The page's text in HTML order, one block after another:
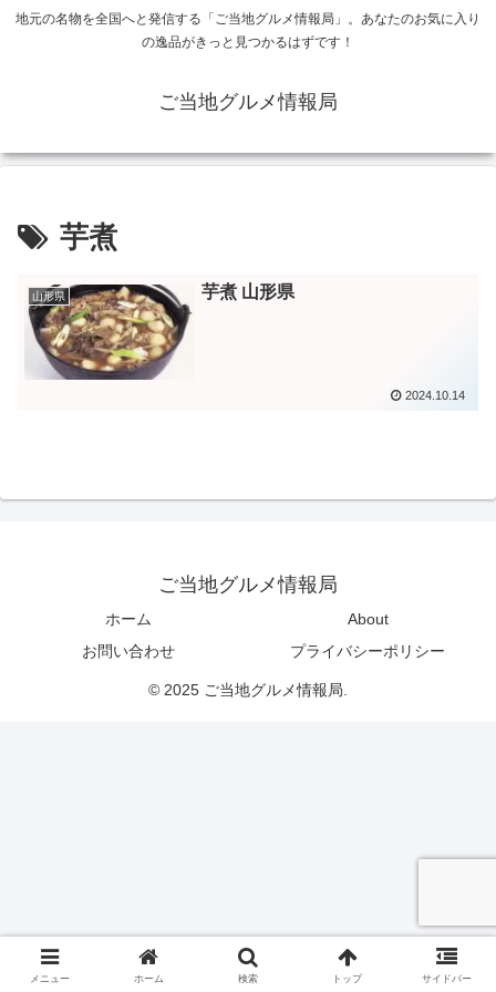
地元の名物を全国へと発信する「ご当地グルメ情報局」。あなたのお気に入り
の逸品がきっと見つかるはずです！
ご当地グルメ情報局
芋煮
山形県 芋煮 山形県
2024.10.14
ご当地グルメ情報局
ホーム
About
お問い合わせ
プライバシーポリシー
© 2025 ご当地グルメ情報局.
メニュー ホーム 検索 トップ サイドバー